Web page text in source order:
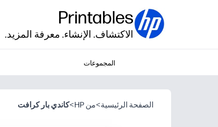
Printables
الاكتشاف. الإنشاء. معرفة المزيد.
المجموعات
الصفحة الرئيسية>من HP >كاندي بار كرافت